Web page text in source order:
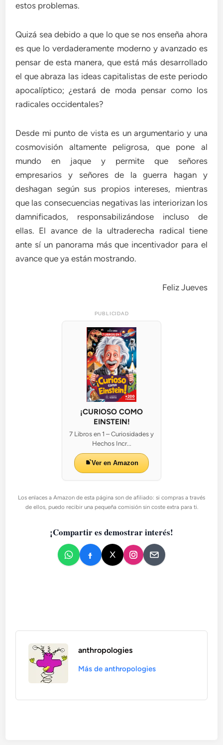
estos problemas.
Quizá sea debido a que lo que se nos enseña ahora
es que lo verdaderamente moderno y avanzado es
pensar de esta manera, que está más desarrollado
el que abraza las ideas capitalistas de este periodo
apocalíptico; ¿estará de moda pensar como los
radicales occidentales?
Desde mi punto de vista es un argumentario y una
cosmovisión altamente peligrosa, que pone al
mundo en jaque y permite que señores
empresarios y señores de la guerra hagan y
deshagan según sus propios intereses, mientras
que las consecuencias negativas las interiorizan los
damnificados, responsabilizándose incluso de
ellas. El avance de la ultraderecha radical tiene
ante sí un panorama más que incentivador para el
avance que ya están mostrando.
Feliz Jueves
PUBLICIDAD
¡CURIOSO COMO
EINSTEIN!
7 Libros en 1 – Curiosidades y
Hechos Incr...
Ver en Amazon
Los enlaces a Amazon de esta página son de afiliado: si compras a través
de ellos, puedo recibir una pequeña comisión sin coste extra para ti.
¡Compartir es demostrar interés!
anthropologies
Más de anthropologies